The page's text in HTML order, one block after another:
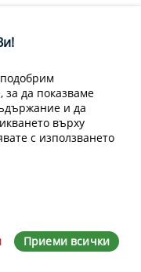
да показваме
и да
върху
с използването
Приеми всички